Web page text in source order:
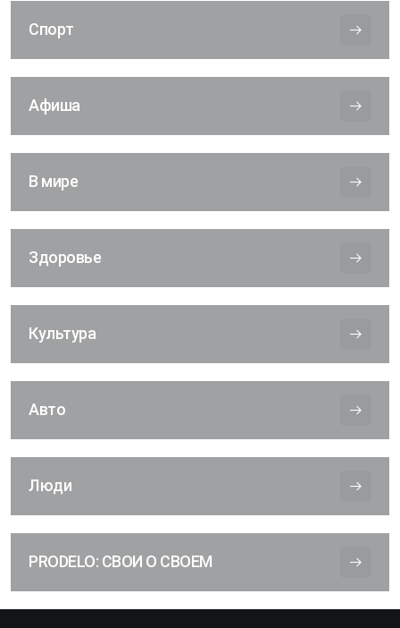
Спорт
Афиша
В мире
Здоровье
Культура
Авто
Люди
PRODELO: СВОИ О СВОЕМ